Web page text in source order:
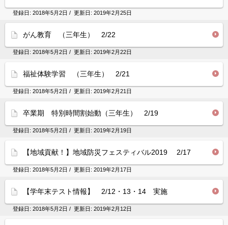
登録日: 2018年5月2日 / 更新日: 2019年2月25日
がん教育 （三年生） 2/22
登録日: 2018年5月2日 / 更新日: 2019年2月22日
福祉体験学習 （三年生） 2/21
登録日: 2018年5月2日 / 更新日: 2019年2月21日
卒業期 特別時間割始動（三年生） 2/19
登録日: 2018年5月2日 / 更新日: 2019年2月19日
【地域貢献！】地域防災フェスティバル2019 2/17
登録日: 2018年5月2日 / 更新日: 2019年2月17日
【学年末テスト情報】 2/12・13・14 実施
登録日: 2018年5月2日 / 更新日: 2019年2月12日